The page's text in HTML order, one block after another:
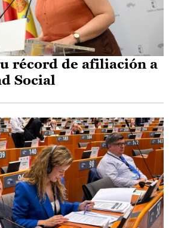
récord de afiliación a
Social